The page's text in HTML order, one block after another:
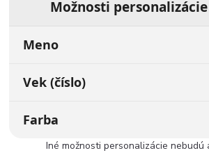
Možnosti
Meno
Vek (číslo)
Farba
Iné možnosti personalizácie nebudú